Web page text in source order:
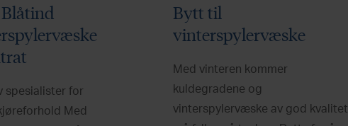
spesialister for
Med
Bytt til
vinterspylervæske
Med vinteren kommer
kuldegradene og
vinterspylervæske av god kvalitet